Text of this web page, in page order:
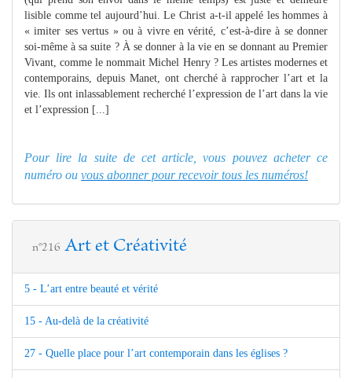
lisible comme tel aujourd’hui. Le Christ a-t-il appelé les hommes à
« imiter ses vertus » ou à vivre en vérité, c’est-à-dire à se donner
soi-même à sa suite ? À se donner à la vie en se donnant au Premier
Vivant, comme le nommait Michel Henry ? Les artistes modernes et
contemporains, depuis Manet, ont cherché à rapprocher l’art et la
vie. Ils ont inlassablement recherché l’expression de l’art dans la vie
et l’expression [...]
Pour lire la suite de cet article, vous pouvez acheter ce
numéro ou vous abonner pour recevoir tous les numéros!
n°216 Art et Créativité
5 - L’art entre beauté et vérité
15 - Au-delà de la créativité
27 - Quelle place pour l’art contemporain dans les églises ?